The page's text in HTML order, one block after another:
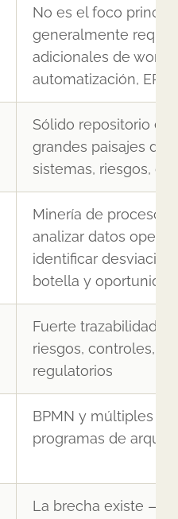
No es el foco
generalmente
adicionales de
automatización, ERP
Sólido repositorio
grandes paisajes de
sistemas, riesgos,
Minería de procesos
analizar datos
identificar
botella y
Fuerte trazabilidad
riesgos, controles,
regulatorios
BPMN y múltiples
programas de
La brecha existe —